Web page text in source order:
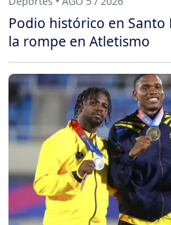
Podio histórico en
la rompe en Atletismo